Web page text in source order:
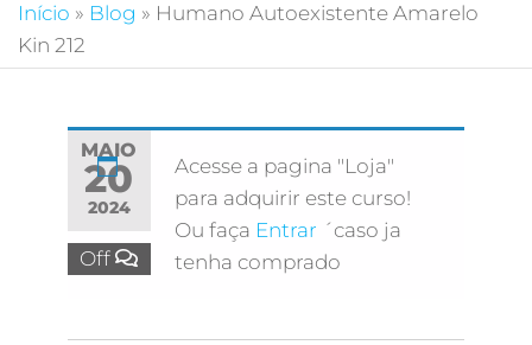
Início » Blog » Humano Autoexistente Amarelo
Kin 212
MAIO
20
2024
Off
Acesse a pagina "Loja"
para adquirir este curso!
Ou faça Entrar ´caso ja
tenha comprado